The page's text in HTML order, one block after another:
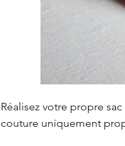
Réalisez votre propre
couture uniquement